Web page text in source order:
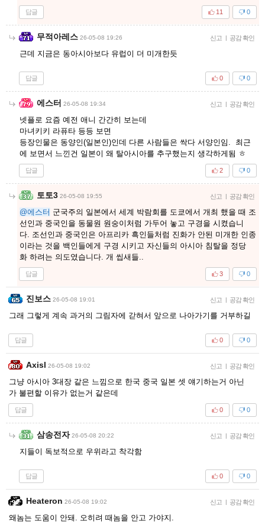
답글 0
11
무적아레스 26-05-08 19:26 신고 | 공감 확인
근데 지금은 동아시아보다 유럽이 더 미개한듯
답글 0
0
에스터 26-05-08 19:34 신고 | 공감 확인
넷플로 요즘 예전 애니 간간히 보는데
마녀키키 라퓨타 등등 보면
등장인물은 동양인(일본인)인데 다른 사람들은 싹다 서양인임. 최근
에 보면서 느낀건 일본이 왜 탈아시아를 추구했는지 생각하게됨 ㅎ
답글 0
2
토토3 26-05-08 19:55 신고 | 공감 확인
@에스터 군국주의 일본에서 세계 박람회를 도쿄에서 개최 했을 때 조
선인과 중국인을 동물원 원숭이처럼 가두어 놓고 구경을 시켰습니
다. 조선인과 중국인은 아프리카 흑인들처럼 진화가 안된 미개한 인종
이라는 것을 백인들에게 구경 시키고 자신들의 아시아 침탈을 정당
화 하려는 의도였습니다. 개 씹새들..
답글 0
3
진보스 26-05-08 19:01 신고 | 공감 확인
그래 그렇게 계속 과거의 그림자에 갇혀서 앞으로 나아가기를 거부하길
답글 0
0
Axisl 26-05-08 19:02 신고 | 공감 확인
그냥 아시아 3대장 같은 느낌으로 한국 중국 일본 셋 얘기하는거 아닌
가 불편할 이유가 없는거 같은데
답글 0
0
삼송전자 26-05-08 20:22 신고 | 공감 확인
지들이 독보적으로 우위라고 착각함
답글 0
0
Heateron 26-05-08 19:02 신고 | 공감 확인
왜놈는 도움이 안돼. 오히려 때놈을 안고 가야지.